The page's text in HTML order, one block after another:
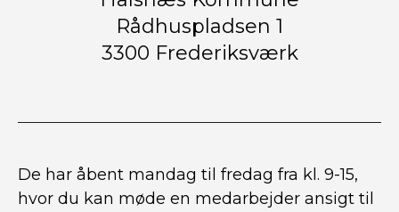
Rådhuspladsen 1
3300 Frederiksværk
De har åbent mandag til fredag ​​fra kl. 9-15,
hvor du kan møde en medarbejder ansigt til